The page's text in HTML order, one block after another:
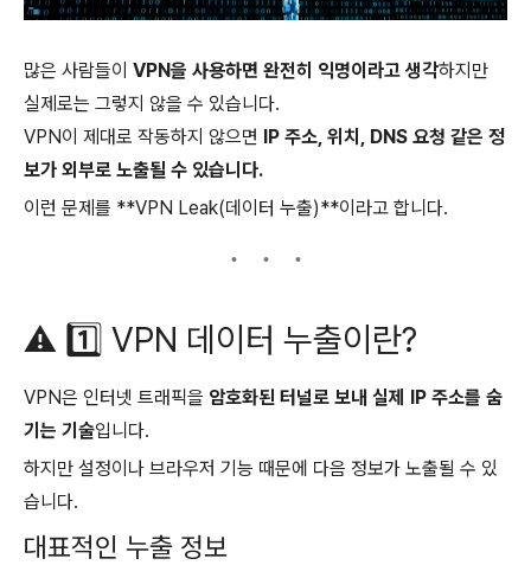
많은 사람들이 VPN을 사용하면 완전히 익명이라고 생각하지만
실제로는 그렇지 않을 수 있습니다.
VPN이 제대로 작동하지 않으면
IP 주소, 위치, DNS 요청 같은 정
보가 외부로 노출될 수 있습니다.
이런 문제를 **VPN Leak(데이터 누출)**이라고 합니다.
⚠️ 1️⃣ VPN 데이터 누출이란?
VPN은 인터넷 트래픽을 암호화된 터널로 보내 실제 IP 주소를 숨
기는 기술입니다.
하지만 설정이나 브라우저 기능 때문에 다음 정보가 노출될 수 있
습니다.
대표적인 누출 정보